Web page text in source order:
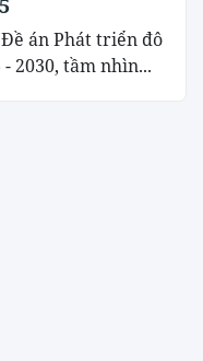
án Phát triển đô
2030, tầm nhìn...